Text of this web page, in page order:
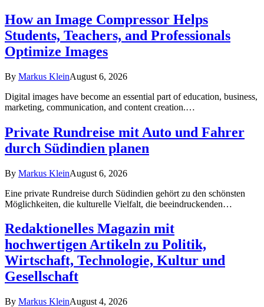
How an Image Compressor Helps
Students, Teachers, and Professionals
Optimize Images
By Markus KleinAugust 6, 2026
Digital images have become an essential part of education, business,
marketing, communication, and content creation.…
Private Rundreise mit Auto und Fahrer
durch Südindien planen
By Markus KleinAugust 6, 2026
Eine private Rundreise durch Südindien gehört zu den schönsten
Möglichkeiten, die kulturelle Vielfalt, die beeindruckenden…
Redaktionelles Magazin mit
hochwertigen Artikeln zu Politik,
Wirtschaft, Technologie, Kultur und
Gesellschaft
By Markus KleinAugust 4, 2026